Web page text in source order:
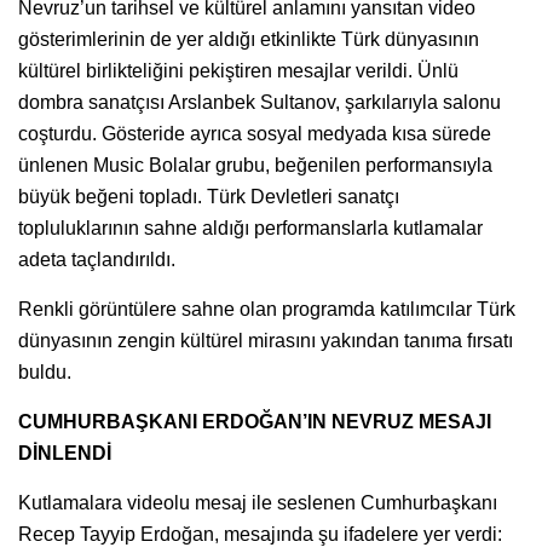
Nevruz’un tarihsel ve kültürel anlamını yansıtan video
gösterimlerinin de yer aldığı etkinlikte Türk dünyasının
kültürel birlikteliğini pekiştiren mesajlar verildi. Ünlü
dombra sanatçısı Arslanbek Sultanov, şarkılarıyla salonu
coşturdu. Gösteride ayrıca sosyal medyada kısa sürede
ünlenen Music Bolalar grubu, beğenilen performansıyla
büyük beğeni topladı. Türk Devletleri sanatçı
topluluklarının sahne aldığı performanslarla kutlamalar
adeta taçlandırıldı.
Renkli görüntülere sahne olan programda katılımcılar Türk
dünyasının zengin kültürel mirasını yakından tanıma fırsatı
buldu.
CUMHURBAŞKANI ERDOĞAN’IN NEVRUZ MESAJI
DİNLENDİ
Kutlamalara videolu mesaj ile seslenen Cumhurbaşkanı
Recep Tayyip Erdoğan, mesajında şu ifadelere yer verdi: